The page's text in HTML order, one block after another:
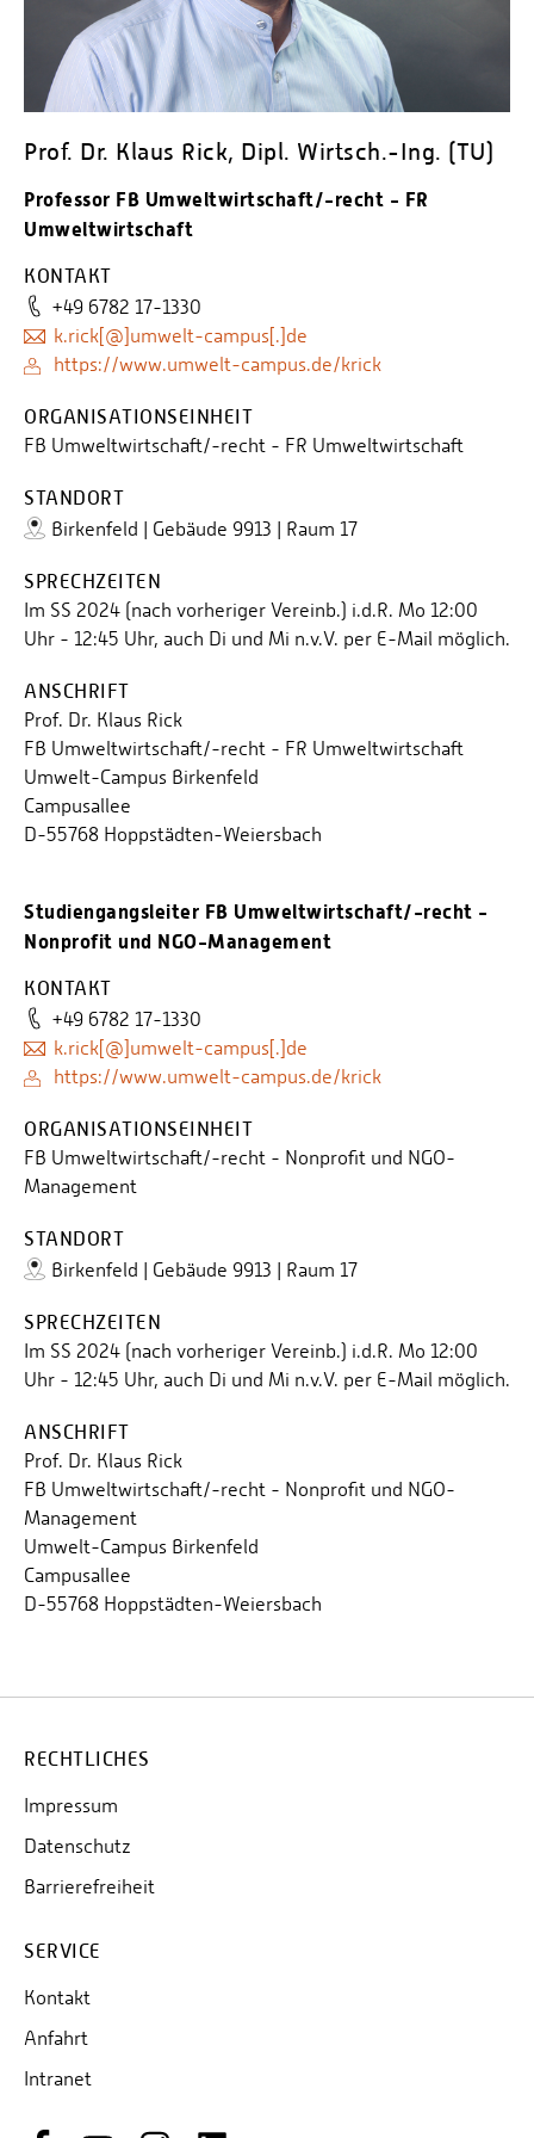
Personalvertretungen
Schwerbehindertenvertretungen
Informationssicherheit
Personalentwicklung
Prof. Dr. Klaus Rick, Dipl. Wirtsch.-Ing. (TU)
Professor FB Umweltwirtschaft/-recht - FR
Umweltwirtschaft
KONTAKT
+49 6782 17-1330
k.rick[@]umwelt-campus[.]de
https://www.umwelt-campus.de/krick
ORGANISATIONSEINHEIT
FB Umweltwirtschaft/-recht - FR Umweltwirtschaft
STANDORT
Birkenfeld | Gebäude 9913 | Raum 17
SPRECHZEITEN
Im SS 2024 (nach vorheriger Vereinb.) i.d.R. Mo 12:00
Uhr - 12:45 Uhr, auch Di und Mi n.v.V. per E-Mail möglich.
ANSCHRIFT
Prof. Dr. Klaus Rick
FB Umweltwirtschaft/-recht - FR Umweltwirtschaft
Umwelt-Campus Birkenfeld
Campusallee
D-55768 Hoppstädten-Weiersbach
Studiengangsleiter FB Umweltwirtschaft/-recht -
Nonprofit und NGO-Management
KONTAKT
+49 6782 17-1330
k.rick[@]umwelt-campus[.]de
https://www.umwelt-campus.de/krick
ORGANISATIONSEINHEIT
FB Umweltwirtschaft/-recht - Nonprofit und NGO-
Management
STANDORT
Birkenfeld | Gebäude 9913 | Raum 17
SPRECHZEITEN
Im SS 2024 (nach vorheriger Vereinb.) i.d.R. Mo 12:00
Uhr - 12:45 Uhr, auch Di und Mi n.v.V. per E-Mail möglich.
ANSCHRIFT
Prof. Dr. Klaus Rick
FB Umweltwirtschaft/-recht - Nonprofit und NGO-
Management
Umwelt-Campus Birkenfeld
Campusallee
D-55768 Hoppstädten-Weiersbach
RECHTLICHES
Impressum
Datenschutz
Barrierefreiheit
SERVICE
Kontakt
Anfahrt
Intranet